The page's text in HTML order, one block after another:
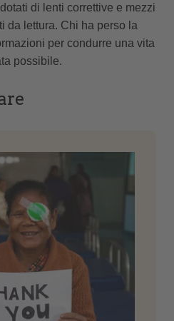
di lenti correttive e mezzi
da lettura. Chi ha perso la
per condurre una vita
possibile.